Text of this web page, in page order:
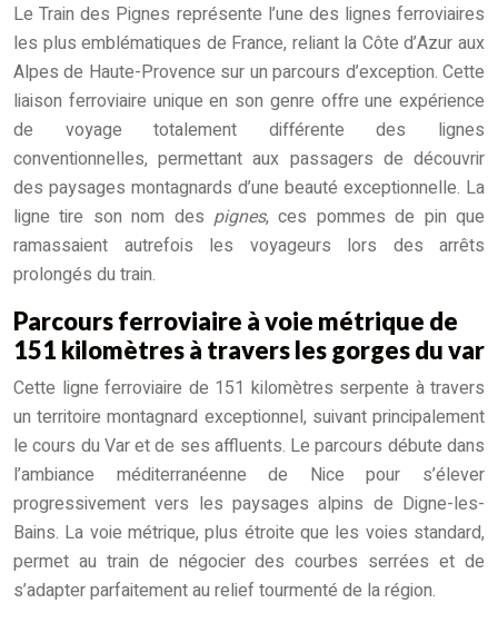
Le Train des Pignes représente l’une des lignes ferroviaires
les plus emblématiques de France, reliant la Côte d’Azur aux
Alpes de Haute-Provence sur un parcours d’exception. Cette
liaison ferroviaire unique en son genre offre une expérience
de voyage totalement différente des lignes
conventionnelles, permettant aux passagers de découvrir
des paysages montagnards d’une beauté exceptionnelle. La
ligne tire son nom des pignes, ces pommes de pin que
ramassaient autrefois les voyageurs lors des arrêts
prolongés du train.
Parcours ferroviaire à voie métrique de
151 kilomètres à travers les gorges du var
Cette ligne ferroviaire de 151 kilomètres serpente à travers
un territoire montagnard exceptionnel, suivant principalement
le cours du Var et de ses affluents. Le parcours débute dans
l’ambiance méditerranéenne de Nice pour s’élever
progressivement vers les paysages alpins de Digne-les-
Bains. La voie métrique, plus étroite que les voies standard,
permet au train de négocier des courbes serrées et de
s’adapter parfaitement au relief tourmenté de la région.